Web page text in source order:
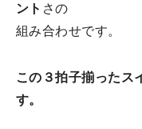
ント さの
組み合わせです。
この３拍子揃ったス
す。